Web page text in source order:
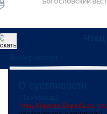
БОГОСЛОВСКИЙ
Чтец Кирилл Воробьев,